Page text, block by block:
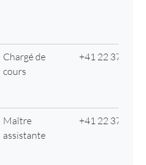
Chargé de
cours
+41 22 379 36
Maître
assistante
+41 22 379 69